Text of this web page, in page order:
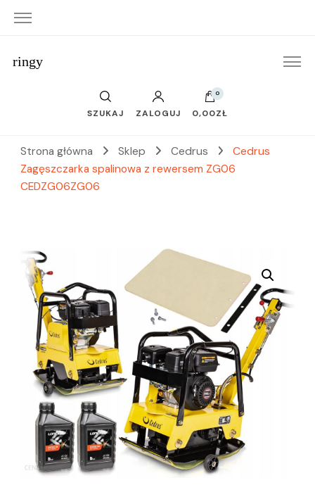
ringy
SZUKAJ ZALOGUJ
0
0,00ZŁ
Strona główna Sklep Cedrus
Cedrus
Zagęszczarka spalinowa z rewersem ZG06
CEDZG06ZG06